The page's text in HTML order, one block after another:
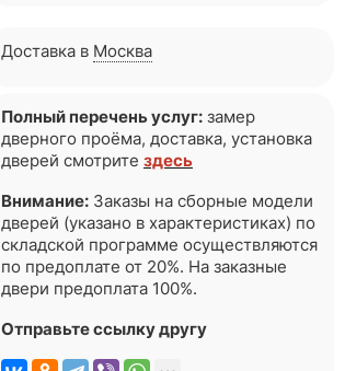
Доставка в Москва
Полный перечень услуг: замер
дверного проёма, доставка, установка
дверей смотрите здесь
Внимание: Заказы на сборные модели
дверей (указано в характеристиках) по
складской программе осуществляются
по предоплате от 20%. На заказные
двери предоплата 100%.
Отправьте ссылку другу